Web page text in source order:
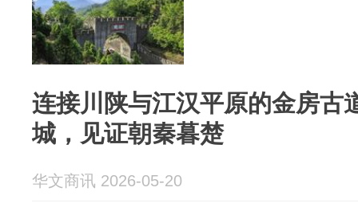
连接川陕与江汉平原的金房古
城，见证朝秦暮楚
华文商讯 2026-05-20